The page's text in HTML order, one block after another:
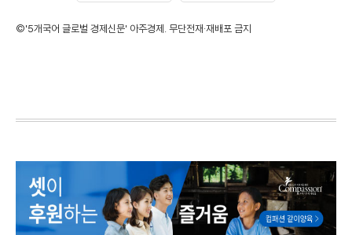
©'5개국어 글로벌 경제신문' 아주경제. 무단전재·재배포 금지